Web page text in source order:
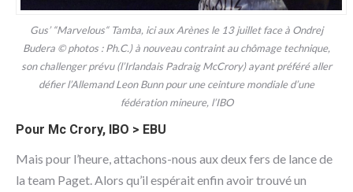
Gus’ “Marvelous“ Tamba, ici aux Arènes le 13 juillet face à Ondrej
Budera © photos : Ph.C.) à nouveau contraint au chômage technique,
son challenger prévu (l’Irlandais Padraig McCrory) ayant préféré aller
défier l’Allemand Leon Bunn pour une ceinture mondiale d’une
fédération mineure, l’IBO
Pour Mc Crory, IBO > EBU
Mais pour l’heure, attachons-nous aux deux fers de lance de
la team Paget. Alors qu’il espérait enfin avoir trouvé un